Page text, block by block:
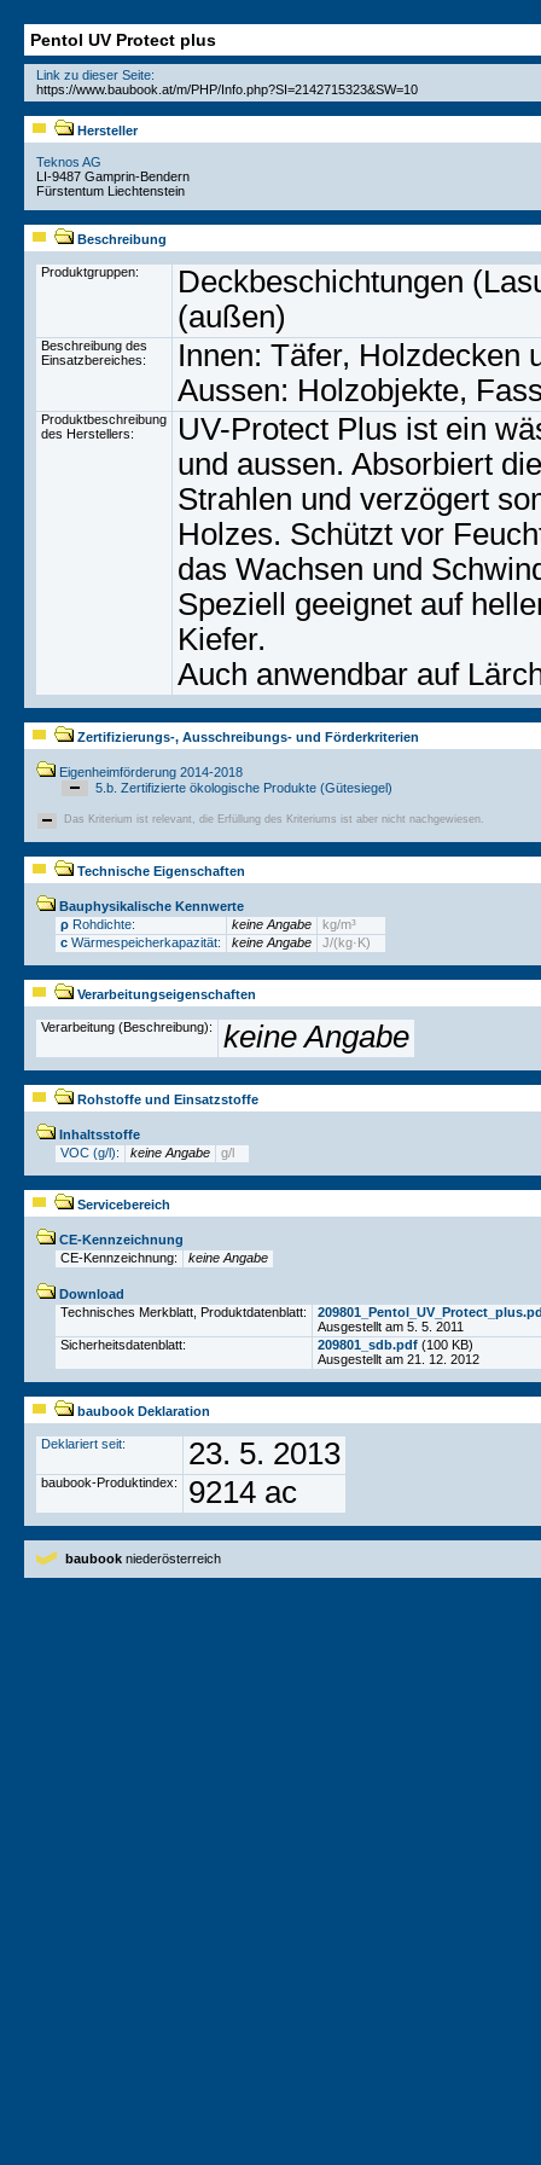
Pentol UV Protect plus
Link zu dieser Seite:
Hersteller
Teknos AG
LI-9487 Gamprin-Bendern
Fürstentum Liechtenstein
Beschreibung
Produktgruppen:
Deckbeschichtungen
(außen)
Beschreibung des
Einsatzbereiches:
Innen: Täfer, Holzdecken
Aussen: Holzobjekte,
Produktbeschreibung
des Herstellers:
UV-Protect Plus ist ein
und aussen. Absorbiert
Strahlen und verzögert
Holzes. Schützt vor
das Wachsen und
Speziell geeignet auf
Kiefer.
Auch anwendbar auf
Zertifizierungs-, Ausschreibungs- und Förderkriterien
Eigenheimförderung 2014-2018
5.b. Zertifizierte ökologische Produkte (Gütesiegel)
Das Kriterium ist relevant, die Erfüllung des Kriteriums ist aber nicht nachgewiesen.
Technische Eigenschaften
Bauphysikalische Kennwerte
ρ Rohdichte: keine Angabe
kg/m³
c Wärmespeicherkapazität: keine Angabe J/(kg·K)
Verarbeitungseigenschaften
Verarbeitung (Beschreibung): keine Angabe
Rohstoffe und Einsatzstoffe
Inhaltsstoffe
VOC (g/l):
keine Angabe g/l
Servicebereich
CE-Kennzeichnung
CE-Kennzeichnung:
keine Angabe
Download
Technisches Merkblatt, Produktdatenblatt:
Ausgestellt am 5. 5. 2011
Sicherheitsdatenblatt:
209801_sdb.pdf (100 KB)
Ausgestellt am 21. 12. 2012
baubook Deklaration
Deklariert seit: 23. 5. 2013
baubook-Produktindex: 9214 ac
baubook niederösterreich